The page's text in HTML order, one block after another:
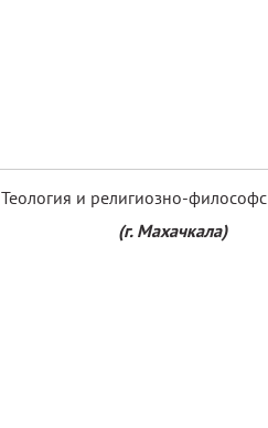
Теология и религиозно-
(г. Махачкала)